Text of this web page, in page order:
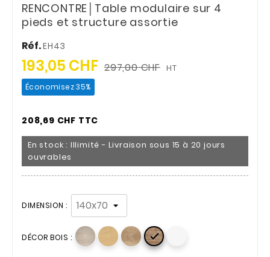
RENCONTRE│Table modulaire sur 4
pieds et structure assortie
Réf.EH43
193,05 CHF 297,00 CHF HT
Économisez 35%
208,69 CHF TTC
En stock : Illimité - Livraison sous 15 à 20 jours
ouvrables
DIMENSION :
DÉCOR BOIS : 